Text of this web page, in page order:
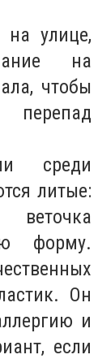
на улице,
на
чтобы
среди
литые:
форму.
Он
и
если